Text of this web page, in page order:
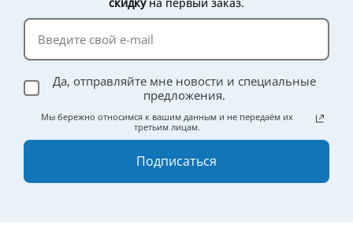
Да, отправляйте мне новости и специальные
предложения.
Мы бережно относимся к вашим данным и не передаём их
третьим лицам.
Подписаться